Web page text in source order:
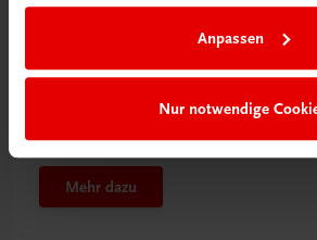
Anpassen
Nur notwendige
Neu in der DigiBox
Das „Digitale
Klassenzimmer“
Mehr dazu